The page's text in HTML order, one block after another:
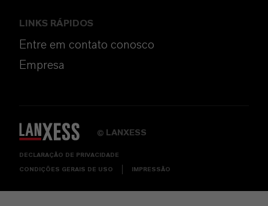
LINKS RÁPIDOS
Entre em contato conosco
Empresa
© LANXESS
DECLARAÇÃO DE PRIVACIDADE
CONDIÇÕES GERAIS DE USO IMPRESSÃO